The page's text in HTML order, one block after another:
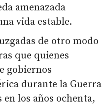
amenazada
vida estable.
de otro modo
que quienes
gobiernos
durante la Guerra
los años ochenta,